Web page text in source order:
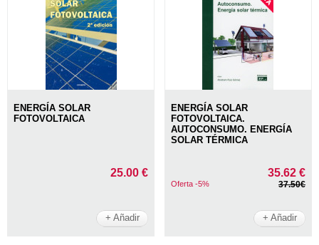
ENERGÍA SOLAR
FOTOVOLTAICA
25.00 €
+ Añadir
ENERGÍA SOLAR
FOTOVOLTAICA.
AUTOCONSUMO. ENERGÍA
SOLAR TÉRMICA
35.62 €
Oferta -5% 37.50€
+ Añadir